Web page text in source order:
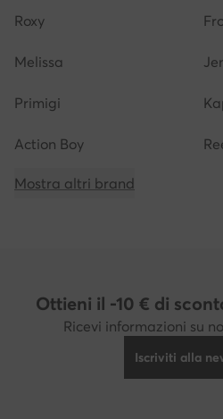
Roxy
Melissa
Primigi
Action Boy
Mostra altri brand
Ottieni il -10 € di
Ricevi informazioni su
Iscriviti alla